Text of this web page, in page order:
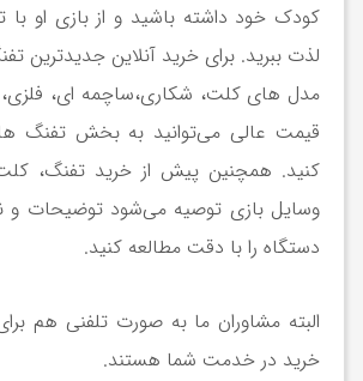
کودک خود داشته باشید و از بازی او با
لذت ببرید. برای خرید آنلاین جدیدترین
مدل های کلت، شکاری،ساچمه ای، فلزی،
قیمت عالی می‌توانید به بخش تفنگ
کنید. همچنین پیش از خرید تفنگ،
وسایل بازی توصیه می‌شود توضیحات و
دستگاه را با دقت مطالعه کنید.
البته مشاوران ما به صورت تلفنی هم
خرید در خدمت شما هستند.